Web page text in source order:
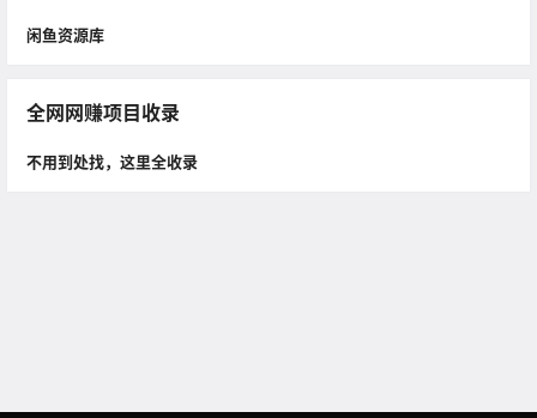
闲鱼资源库
全网网赚项目收录
不用到处找，这里全收录